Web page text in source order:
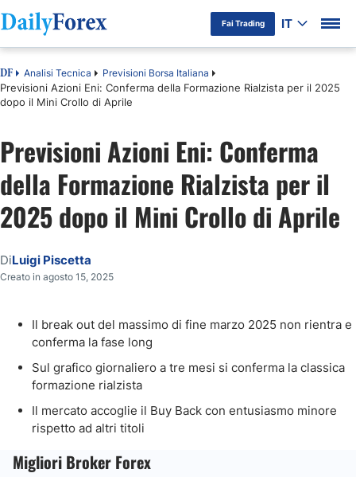
Fai Trading IT
DF Analisi Tecnica Previsioni Borsa Italiana
Previsioni Azioni Eni: Conferma della Formazione Rialzista per il 2025
dopo il Mini Crollo di Aprile
Previsioni Azioni Eni: Conferma
della Formazione Rialzista per il
2025 dopo il Mini Crollo di Aprile
DiLuigi Piscetta
Creato in agosto 15, 2025
Il break out del massimo di fine marzo 2025 non rientra e
conferma la fase long
Sul grafico giornaliero a tre mesi si conferma la classica
formazione rialzista
Il mercato accoglie il Buy Back con entusiasmo minore
rispetto ad altri titoli
Migliori Broker Forex